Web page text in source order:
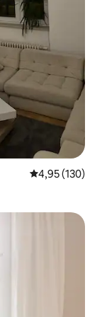
Średnia
4,95 (130)